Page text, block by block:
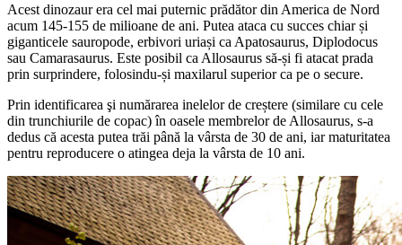
Acest dinozaur era cel mai puternic prădător din America de Nord
acum 145-155 de milioane de ani. Putea ataca cu succes chiar și
giganticele sauropode, erbivori uriași ca Apatosaurus, Diplodocus
sau Camarasaurus. Este posibil ca Allosaurus să-și fi atacat prada
prin surprindere, folosindu-și maxilarul superior ca pe o secure.
Prin identificarea şi numărarea inelelor de creștere (similare cu cele
din trunchiurile de copac) în oasele membrelor de Allosaurus, s-a
dedus că acesta putea trăi până la vârsta de 30 de ani, iar maturitatea
pentru reproducere o atingea deja la vârsta de 10 ani.